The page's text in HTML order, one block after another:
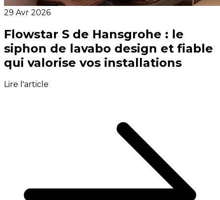
29 Avr 2026
Flowstar S de Hansgrohe : le
siphon de lavabo design et fiable
qui valorise vos installations
Lire l'article